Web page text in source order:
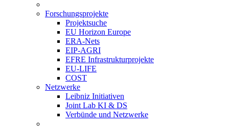
Forschungsprojekte
Projektsuche
EU Horizon Europe
ERA-Nets
EIP-AGRI
EFRE Infrastrukturprojekte
EU-LIFE
COST
Netzwerke
Leibniz Initiativen
Joint Lab KI & DS
Verbünde und Netzwerke